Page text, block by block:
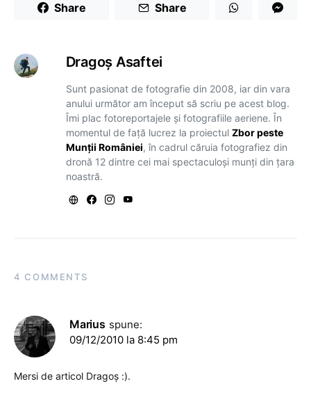
Share Share
Dragoş Asaftei
Sunt pasionat de fotografie din 2008, iar din vara
anului următor am început să scriu pe acest blog.
Îmi plac fotoreportajele și fotografiile aeriene. În
momentul de față lucrez la proiectul Zbor peste
Munții României, în cadrul căruia fotografiez din
dronă 12 dintre cei mai spectaculoși munți din țara
noastră.
4 COMMENTS
Marius spune:
09/12/2010 la 8:45 pm
Mersi de articol Dragoş :).